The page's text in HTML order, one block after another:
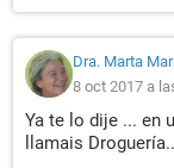
Dra. Marta
8 oct 2017 a
Ya te lo dije ... en
llamais